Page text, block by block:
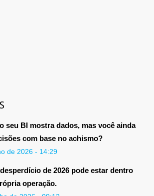
seu BI mostra dados, mas você ainda
com base no achismo?
de 2026 - 14:29
de 2026 pode estar dentro
operação.